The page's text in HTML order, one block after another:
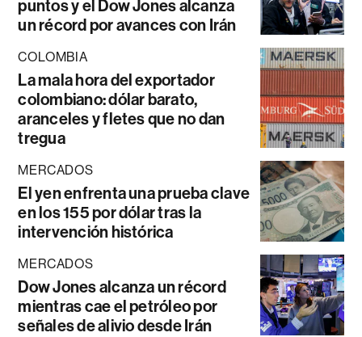
puntos y el Dow Jones alcanza
un récord por avances con Irán
COLOMBIA
La mala hora del exportador
colombiano: dólar barato,
aranceles y fletes que no dan
tregua
MERCADOS
El yen enfrenta una prueba clave
en los 155 por dólar tras la
intervención histórica
MERCADOS
Dow Jones alcanza un récord
mientras cae el petróleo por
señales de alivio desde Irán